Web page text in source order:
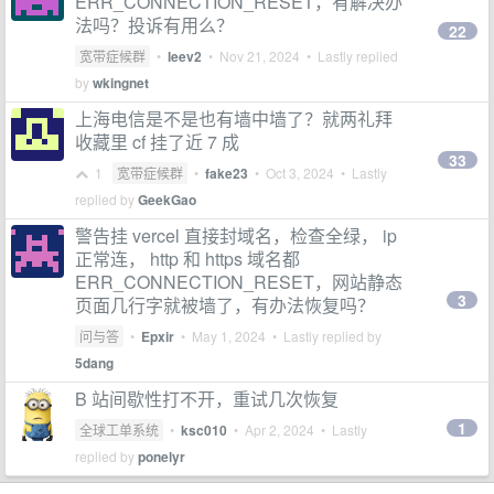
法吗？投诉有用么？
宽带症候群 • leev2 • Nov 21, 2024 • Lastly replied
bywkingnet
22
上海电信是不是也有墙中墙了？就两礼拜
收藏里 cf 挂了近 7 成
1 宽带症候群 • fake23 • Oct 3, 2024 • Lastly
replied byGeekGao
33
警告挂 vercel 直接封域名，检查全绿， ip
正常连， http 和 https 域名都
ERR_CONNECTION_RESET，网站静态
页面几行字就被墙了，有办法恢复吗？
问与答 • Epxir • May 1, 2024 • Lastly replied by
5dang
3
B 站间歇性打不开，重试几次恢复
全球工单系统 • ksc010 • Apr 2, 2024 • Lastly
replied byponelyr
1